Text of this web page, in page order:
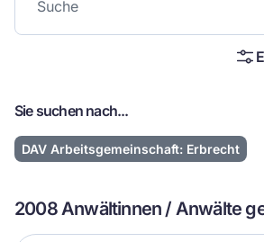
Sie suchen nach...
DAV Arbeitsgemeinschaft: Erbrecht
2008 Anwältinnen / Anwälte